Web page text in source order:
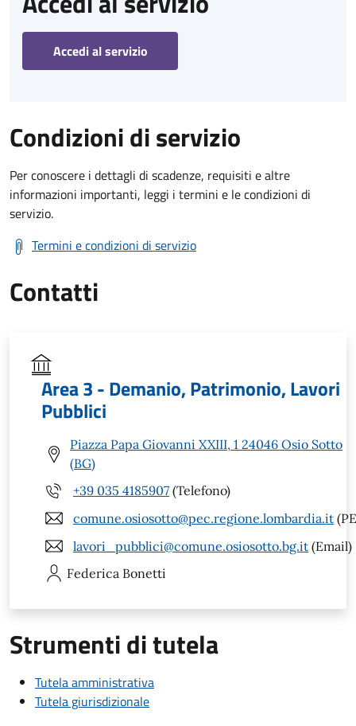
Accedi al servizio
Condizioni di servizio
Per conoscere i dettagli di scadenze, requisiti e altre
informazioni importanti, leggi i termini e le condizioni di
servizio.
Termini e condizioni di servizio
Contatti
Area 3 - Demanio, Patrimonio, Lavori
Pubblici
Piazza Papa Giovanni XXIII, 1 24046 Osio Sotto
(BG)
+39 035 4185907 (Telefono)
comune.osiosotto@pec.regione.lombardia.it
lavori_pubblici@comune.osiosotto.bg.it (Email)
Federica Bonetti
Strumenti di tutela
Tutela amministrativa
Tutela giurisdizionale